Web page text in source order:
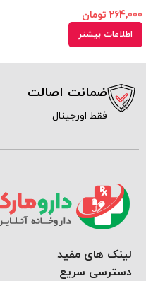
264,000 تومان
اطلاعات بیشتر
ضمانت اصالت
فقط اورجینال
لینک های مفید
دسترسی سریع